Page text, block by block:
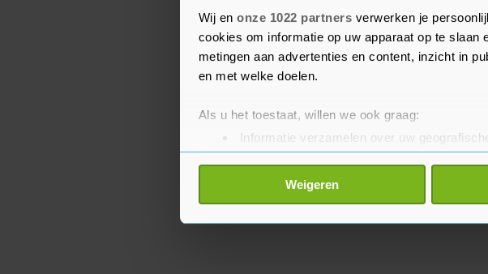
Wij en onze 1022 partners verwerken je
cookies om informatie op uw apparaat op te slaan
metingen aan advertenties en content, inzicht in
en met welke doelen.
Als u het toestaat, willen we ook graag:
Informatie verzamelen over uw
Uw apparaat identificeren door het actief
Lees meer over hoe uw persoonlijke gegevens
toestemming op elk moment wijzigen of intrekken
Weigeren